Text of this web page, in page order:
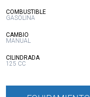
COMBUSTIBLE:
GASOLINA
CAMBIO
MANUAL
CILINDRADA:
125 CC